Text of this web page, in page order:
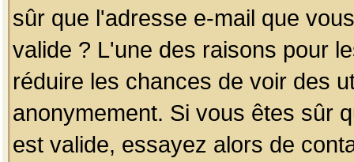
sûr que l'adresse e-mail que
valide ? L'une des raisons pour
réduire les chances de voir des
anonymement. Si vous êtes sûr
est valide, essayez alors de